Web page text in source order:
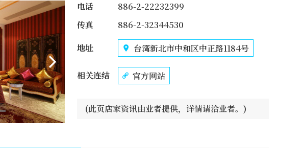
电话
886-2-22232399
传真
886-2-32344530
地址
台湾新北市中和区中正路1184号
相关连结 官方网站
(此页店家资讯由业者提供，详情请洽业者。)